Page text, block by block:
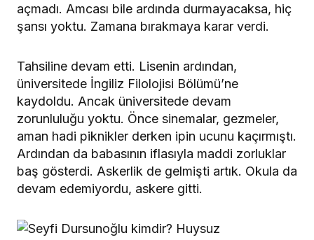
açmadı. Amcası bile ardında durmayacaksa, hiç
şansı yoktu. Zamana bırakmaya karar verdi.
Tahsiline devam etti. Lisenin ardından,
üniversitede İngiliz Filolojisi Bölümü’ne
kaydoldu. Ancak üniversitede devam
zorunluluğu yoktu. Önce sinemalar, gezmeler,
aman hadi piknikler derken ipin ucunu kaçırmıştı.
Ardından da babasının iflasıyla maddi zorluklar
baş gösterdi. Askerlik de gelmişti artık. Okula da
devam edemiyordu, askere gitti.